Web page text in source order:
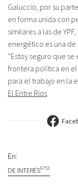
Galuccio, por su
en forma unida con
similares a las de
energético es una de
“Estoy seguro que
frontera política en
para el trabajo en la
El Entre Rios
En:
DE INTERÉS6753